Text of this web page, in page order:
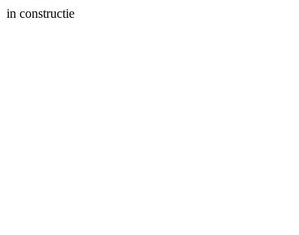
in constructie